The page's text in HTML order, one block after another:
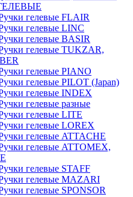
гелевые FLAIR
гелевые LINC
гелевые BASIR
гелевые TUKZAR,
гелевые PIANO
гелевые PILOT (Japan)
гелевые INDEX
гелевые разные
гелевые LITE
гелевые LOREX
гелевые ATTACHE
гелевые ATTOMEX,
гелевые STAFF
гелевые MAZARI
гелевые SPONSOR